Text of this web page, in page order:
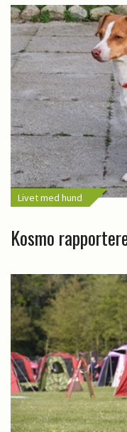
Livet med hund
Kosmo